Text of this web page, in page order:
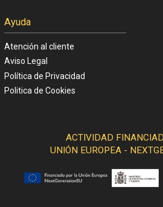
Ayuda
Atención al cliente
Aviso Legal
Política de Privacidad
Politica de Cookies
ACTIVIDAD
UNIÓN EUROPEA -